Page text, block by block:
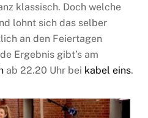
klassisch. Doch welche
lohnt sich das selber
an den Feiertagen
Ergebnis gibt’s am
ab 22.20 Uhr bei kabel eins.